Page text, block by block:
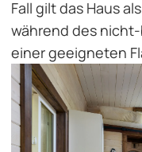
Fall gilt das Haus
während des
einer geeigneten